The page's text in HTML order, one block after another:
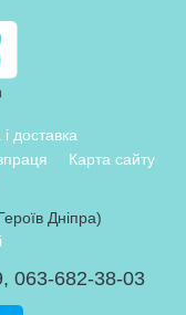
доставка
Карта сайту
Дніпра)
, 063-682-38-03